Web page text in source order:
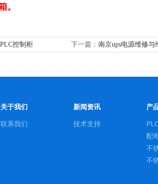
。
控制柜 下一篇： 南京ups电源维修与
关于我们
联系我们
新闻资讯
技术支持
产
配
不
不